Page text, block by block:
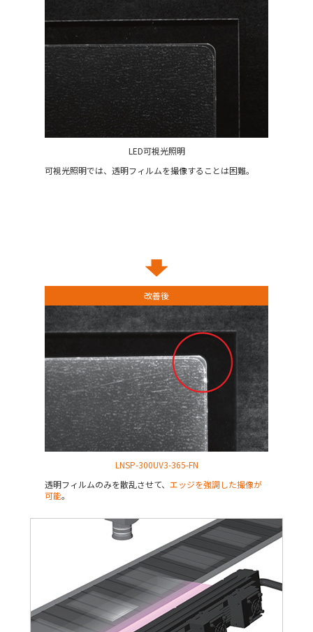
LED可視光照明
可視光照明では、透明フィルムを撮像することは困難。
改善後
LNSP-300UV3-365-FN
透明フィルムのみを散乱させて、 エッジを強調した撮像が
可能。